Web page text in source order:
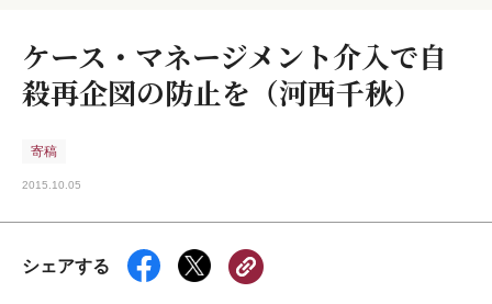
ケース・マネージメント介入で自
殺再企図の防止を（河西千秋）
寄稿
2015.10.05
シェアする